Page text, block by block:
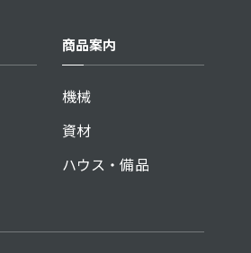
商品案内
機械
資材
ハウス・備品